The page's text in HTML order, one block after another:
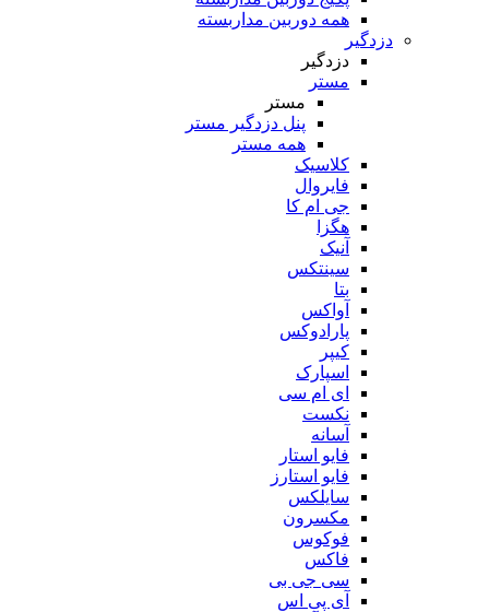
همه دوربین مداربسته
دزدگیر
دزدگیر
مستر
مستر
پنل دزدگیر مستر
همه مستر
کلاسیک
فایروال
جی ام کا
هگزا
آنیک
سینتکس
بتا
آواکس
پارادوکس
کیپر
اسپارک
ای ام سی
نکست
آسانه
فایو استار
فایو استارز
سایلکس
مکسرون
فوکوس
فاکس
سی جی بی
آی پی اس